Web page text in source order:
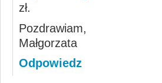
zł.
Pozdrawiam,
Małgorzata
Odpowiedz